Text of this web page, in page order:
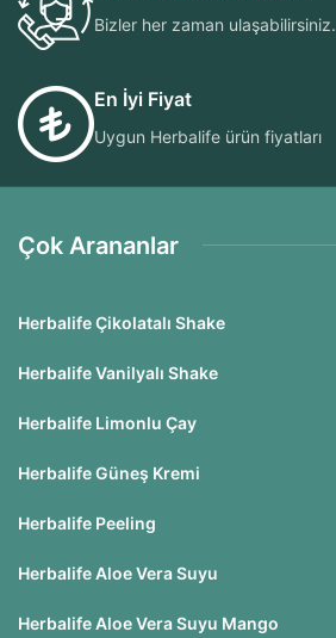
Bizler her zaman ulaşabilirsiniz.
En İyi Fiyat
Uygun Herbalife ürün fiyatları
Çok Arananlar
Herbalife Çikolatalı Shake
Herbalife Vanilyalı Shake
Herbalife Limonlu Çay
Herbalife Güneş Kremi
Herbalife Peeling
Herbalife Aloe Vera Suyu
Herbalife Aloe Vera Suyu Mango